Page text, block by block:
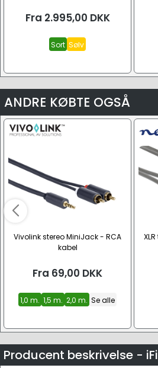
Fra 2.995,00 DKK
Sort Sølv
ANDRE KØBTE OGSÅ
Vivolink stereo MiniJack - RCA
kabel
Fra 69,00 DKK
1,0 m. 1,5 m. 2,0 m. Se alle
Producent beskrivelse -